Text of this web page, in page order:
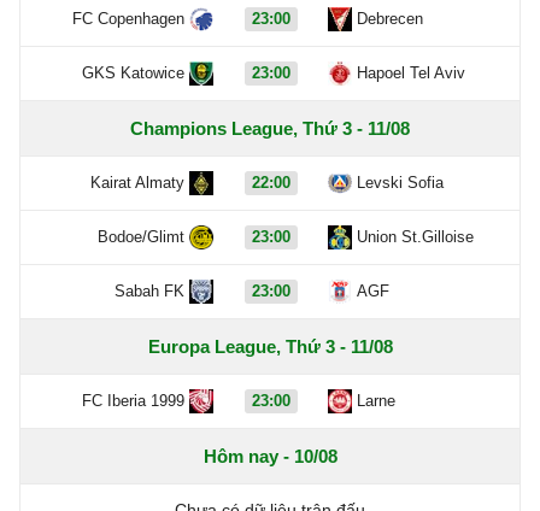
FC Copenhagen 23:00 Debrecen
GKS Katowice 23:00 Hapoel Tel Aviv
Champions League, Thứ 3 - 11/08
Kairat Almaty 22:00 Levski Sofia
Bodoe/Glimt 23:00 Union St.Gilloise
Sabah FK 23:00 AGF
Europa League, Thứ 3 - 11/08
FC Iberia 1999 23:00 Larne
Hôm nay - 10/08